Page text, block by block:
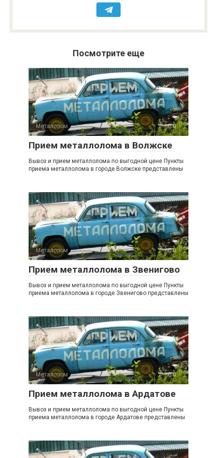
Посмотрите еще
Металолом 0
Прием металлолома в Волжске
Вывоз и прием металлолома по выгодной цене Пункты
приема металлолома в городе Волжске представлены
Металолом 0
Прием металлолома в Звенигово
Вывоз и прием металлолома по выгодной цене Пункты
приема металлолома в городе Звенигово представлены
Металолом 0
Прием металлолома в Ардатове
Вывоз и прием металлолома по выгодной цене Пункты
приема металлолома в городе Ардатове представлены